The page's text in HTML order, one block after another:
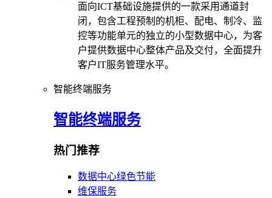
面向ICT基础设施提供的一款采用通道封
闭，包含工程预制的机柜、配电、制冷、监
控等功能单元的独立的小型数据中心，为客
户提供数据中心整体产品及交付，全面提升
客户IT服务管理水平。
智能终端服务
智能终端服务
热门推荐
数据中心绿色节能
维保服务